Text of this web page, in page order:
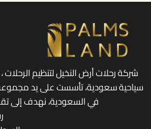
شركة رحلات أرض النخيل لتنظيم
سياحية سعودية، تأسست على يد
في السعودية، نهدف إلى